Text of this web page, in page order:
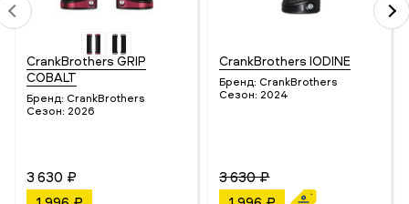
CrankBrothers GRIP
COBALT
Бренд: CrankBrothers
Сезон: 2026
3 630 ₽
CrankBrothers IODINE
Бренд: CrankBrothers
Сезон: 2024
3 630 ₽